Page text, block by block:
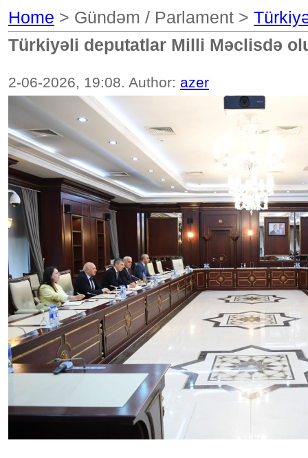
Home > Gündəm / Parlament >
Türkiyəli deputatlar Milli Məclisdə
2-06-2026, 19:08. Author: azer